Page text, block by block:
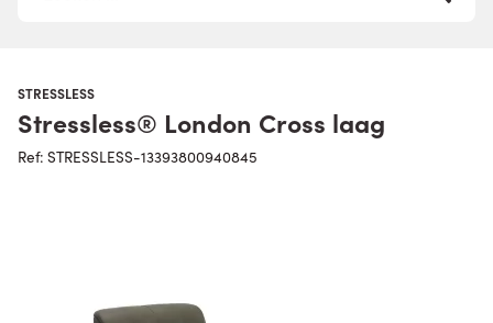
STRESSLESS
Stressless® London Cross laag
Ref: STRESSLESS-13393800940845